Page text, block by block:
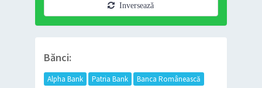
Inversează
Bănci:
Alpha Bank Patria Bank
Banca Românească